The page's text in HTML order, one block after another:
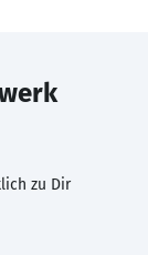
zu Dir